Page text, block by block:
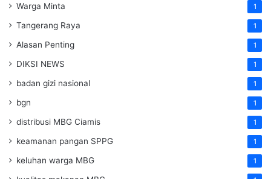
Warga Minta 1
Tangerang Raya 1
Alasan Penting 1
DIKSI NEWS 1
badan gizi nasional 1
bgn 1
distribusi MBG Ciamis 1
keamanan pangan SPPG 1
keluhan warga MBG 1